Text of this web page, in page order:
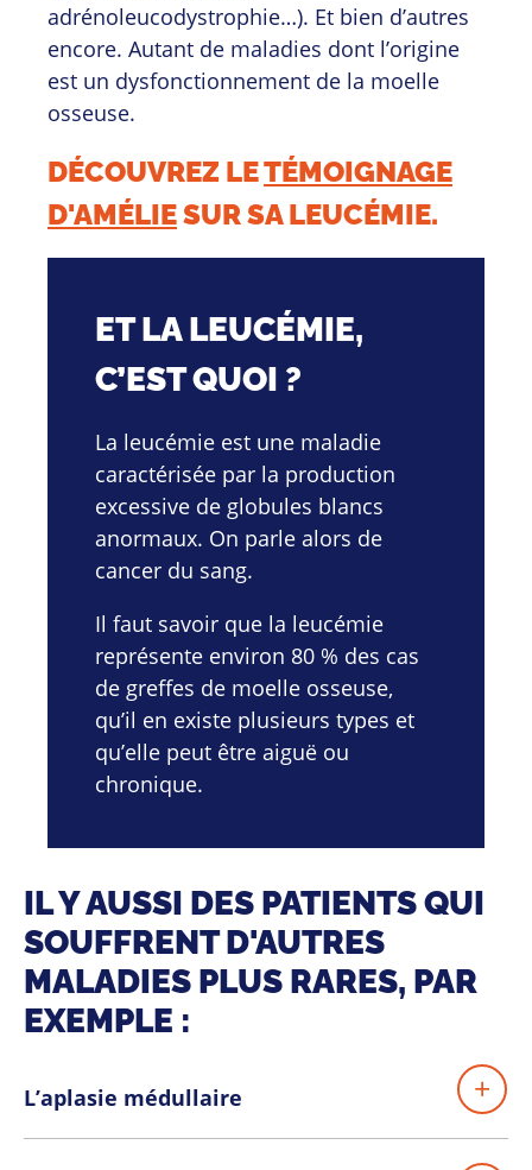
adrénoleucodystrophie…). Et bien d’autres
encore. Autant de maladies dont l’origine
est un dysfonctionnement de la moelle
osseuse.
DÉCOUVREZ LETÉMOIGNAGE
D'AMÉLIESUR SA LEUCÉMIE.
ET LA LEUCÉMIE,
C’EST QUOI ?
La leucémie est une maladie
caractérisée par la production
excessive de globules blancs
anormaux. On parle alors de
cancer du sang.
Il faut savoir que la leucémie
représente environ 80 % des cas
de greffes de moelle osseuse,
qu’il en existe plusieurs types et
qu’elle peut être aiguë ou
chronique.
IL Y AUSSI DES PATIENTS QUI
SOUFFRENT D'AUTRES
MALADIES PLUS RARES, PAR
EXEMPLE :
L’aplasie médullaire